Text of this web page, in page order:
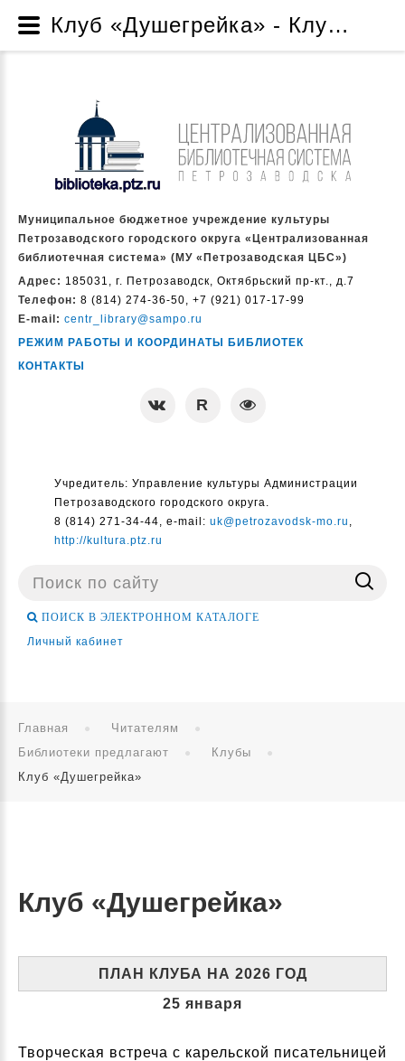
Муниципальное бюджетное учреждение культуры
Петрозаводского городского округа «Централизованная
библиотечная система» (МУ «Петрозаводская ЦБС»)
Адрес: 185031, г. Петрозаводск, Октябрьский пр-кт., д.7
Телефон: 8 (814) 274-36-50, +7 (921) 017-17-99
E-mail: centr_library@sampo.ru
РЕЖИМ РАБОТЫ И КООРДИНАТЫ БИБЛИОТЕК
КОНТАКТЫ
Учредитель: Управление культуры Администрации
Петрозаводского городского округа.
8 (814) 271-34-44, e-mail: uk@petrozavodsk-mo.ru ,
http://kultura.ptz.ru
Поиск
ПОИСК В ЭЛЕКТРОННОМ КАТАЛОГЕ
Личный кабинет
Главная
Читателям
Библиотеки предлагают
Клубы
Клуб «Душегрейка»
Клуб «Душегрейка»
ПЛАН КЛУБА НА 2026 ГОД
25 января
Творческая встреча с карельской писательницей
Клуб «Душегрейка» - Клубы - Библиотеки предлагают - Читателям - Муниципальное бюджетное учреждение культуры Петрозаводского городского округа «Централизованная библиотечная система» (МУ «Петрозаводская ЦБС»)